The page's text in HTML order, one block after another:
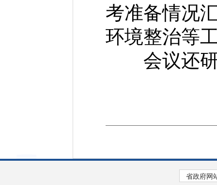
考准备情况
环境整治等
会议还研